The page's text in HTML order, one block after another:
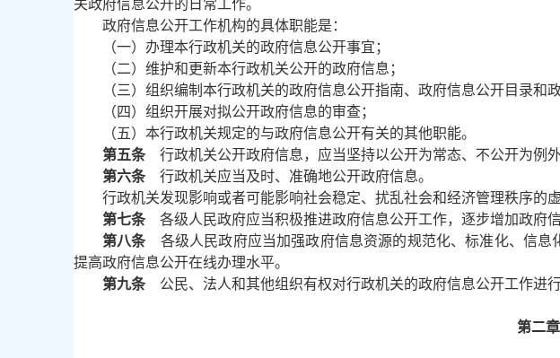
关政府信息公开的日常工作。
政府信息公开工作机构的具体职能是：
（一）办理本行政机关的政府信息公开事宜；
（二）维护和更新本行政机关公开的政府信息；
（三）组织编制本行政机关的政府信息公开指南、政府信息公开目录和
（四）组织开展对拟公开政府信息的审查；
（五）本行政机关规定的与政府信息公开有关的其他职能。
第五条行政机关公开政府信息，应当坚持以公开为常态、不公开为例
第六条行政机关应当及时、准确地公开政府信息。
行政机关发现影响或者可能影响社会稳定、扰乱社会和经济管理秩序的
第七条各级人民政府应当积极推进政府信息公开工作，逐步增加政府信
第八条各级人民政府应当加强政府信息资源的规范化、标准化、信息
提高政府信息公开在线办理水平。
第九条公民、法人和其他组织有权对行政机关的政府信息公开工作进行
第二